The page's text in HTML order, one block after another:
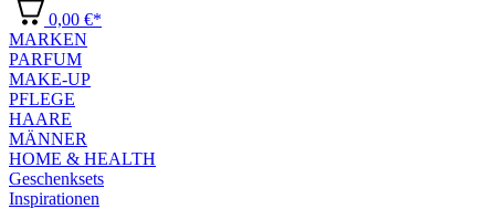
0,00 €*
MARKEN
PARFUM
MAKE-UP
PFLEGE
HAARE
MÄNNER
HOME & HEALTH
Geschenksets
Inspirationen